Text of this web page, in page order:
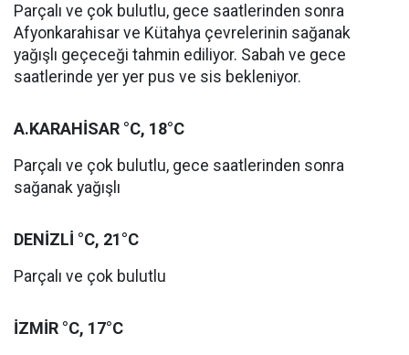
Parçalı ve çok bulutlu, gece saatlerinden sonra
Afyonkarahisar ve Kütahya çevrelerinin sağanak
yağışlı geçeceği tahmin ediliyor. Sabah ve gece
saatlerinde yer yer pus ve sis bekleniyor.
A.KARAHİSAR °C, 18°C
Parçalı ve çok bulutlu, gece saatlerinden sonra
sağanak yağışlı
DENİZLİ °C, 21°C
Parçalı ve çok bulutlu
İZMİR °C, 17°C